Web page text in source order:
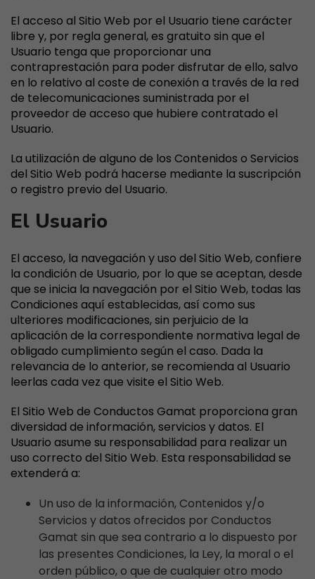
El acceso al Sitio Web por el Usuario tiene carácter
libre y, por regla general, es gratuito sin que el
Usuario tenga que proporcionar una
contraprestación para poder disfrutar de ello, salvo
en lo relativo al coste de conexión a través de la red
de telecomunicaciones suministrada por el
proveedor de acceso que hubiere contratado el
Usuario.
La utilización de alguno de los Contenidos o Servicios
del Sitio Web podrá hacerse mediante la suscripción
o registro previo del Usuario.
El Usuario
El acceso, la navegación y uso del Sitio Web, confiere
la condición de Usuario, por lo que se aceptan, desde
que se inicia la navegación por el Sitio Web, todas las
Condiciones aquí establecidas, así como sus
ulteriores modificaciones, sin perjuicio de la
aplicación de la correspondiente normativa legal de
obligado cumplimiento según el caso. Dada la
relevancia de lo anterior, se recomienda al Usuario
leerlas cada vez que visite el Sitio Web.
El Sitio Web de Conductos Gamat proporciona gran
diversidad de información, servicios y datos. El
Usuario asume su responsabilidad para realizar un
uso correcto del Sitio Web. Esta responsabilidad se
extenderá a:
Un uso de la información, Contenidos y/o
Servicios y datos ofrecidos por Conductos
Gamat sin que sea contrario a lo dispuesto por
las presentes Condiciones, la Ley, la moral o el
orden público, o que de cualquier otro modo